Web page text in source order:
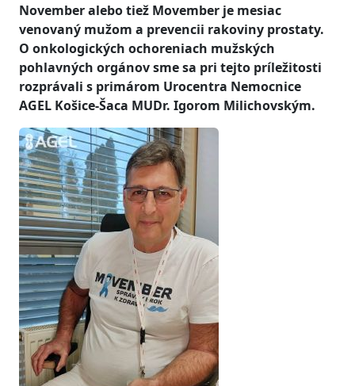
November alebo tiež Movember je mesiac
venovaný mužom a prevencii rakoviny prostaty.
O onkologických ochoreniach mužských
pohlavných orgánov sme sa pri tejto príležitosti
rozprávali s primárom Urocentra Nemocnice
AGEL Košice-Šaca MUDr. Igorom Milichovským.